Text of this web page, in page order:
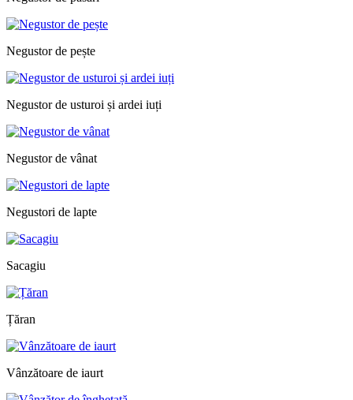
Negustor de pește
Negustor de usturoi și ardei iuți
Negustor de vânat
Negustori de lapte
Sacagiu
Țăran
Vânzătoare de iaurt